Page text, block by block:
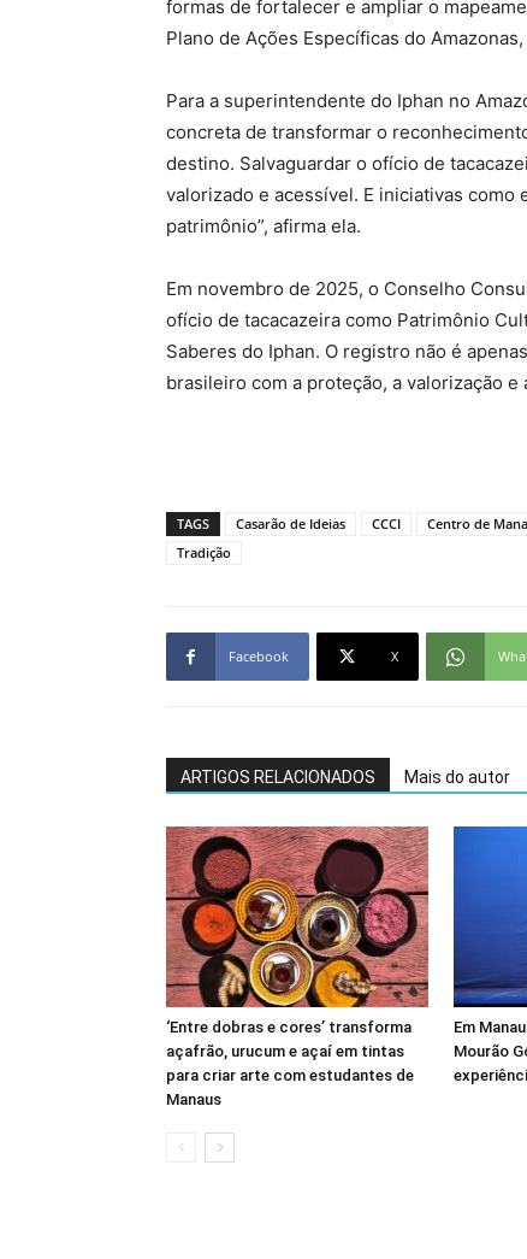
formas de fortalecer e ampliar o
Plano de Ações Específicas do
Para a superintendente do Iphan no
concreta de transformar o
destino. Salvaguardar o ofício de
valorizado e acessível. E iniciativas como
patrimônio”, afirma ela.
Em novembro de 2025, o Conselho
ofício de tacacazeira como Patrimônio
Saberes do Iphan. O registro não é
brasileiro com a proteção, a valorização
TAGS Casarão de Ideias CCCI Centro de
Tradição
Facebook X
ARTIGOS RELACIONADOS Mais do autor
‘Entre dobras e cores’ transforma
açafrão, urucum e açaí em tintas
para criar arte com estudantes de
Manaus
Em
Mourão